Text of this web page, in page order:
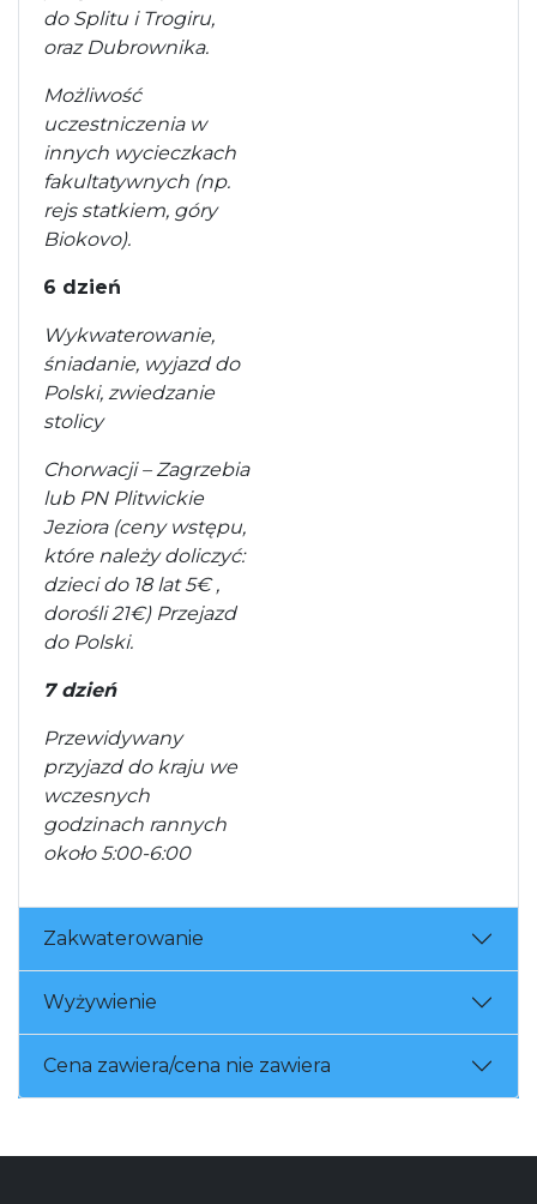
do Splitu i Trogiru,
oraz Dubrownika.
Możliwość
uczestniczenia w
innych wycieczkach
fakultatywnych (np.
rejs statkiem, góry
Biokovo).
6 dzień
Wykwaterowanie,
śniadanie, wyjazd do
Polski, zwiedzanie
stolicy
Chorwacji – Zagrzebia
lub PN Plitwickie
Jeziora (ceny wstępu,
które należy doliczyć:
dzieci do 18 lat 5€ ,
dorośli 21€) Przejazd
do Polski.
7 dzień
Przewidywany
przyjazd do kraju we
wczesnych
godzinach rannych
około 5:00-6:00
Zakwaterowanie
Wyżywienie
Cena zawiera/cena nie zawiera